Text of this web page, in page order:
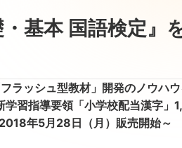
基本 国語検定』
ラッシュ型教材」開発のノウハウ
習指導要領「小学校配当漢字」
年5月28日（月）販売開始～